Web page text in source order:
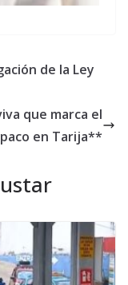
de la Ley
que marca el
en Tarija**